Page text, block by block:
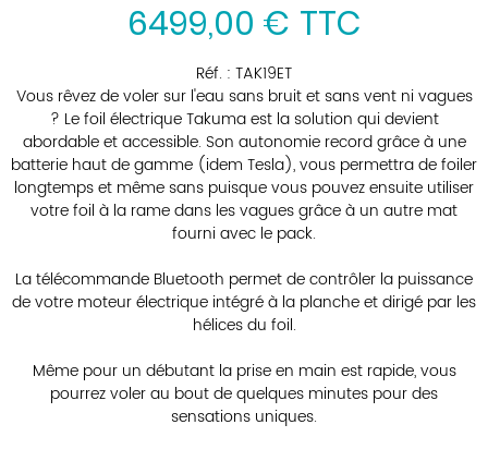
6499,00 € TTC
Réf. : TAK19ET
Vous rêvez de voler sur l'eau sans bruit et sans vent ni vagues
? Le foil électrique Takuma est la solution qui devient
abordable et accessible. Son autonomie record grâce à une
batterie haut de gamme (idem Tesla), vous permettra de foiler
longtemps et même sans puisque vous pouvez ensuite utiliser
votre foil à la rame dans les vagues grâce à un autre mat
fourni avec le pack.
La télécommande Bluetooth permet de contrôler la puissance
de votre moteur électrique intégré à la planche et dirigé par les
hélices du foil.
Même pour un débutant la prise en main est rapide, vous
pourrez voler au bout de quelques minutes pour des
sensations uniques.